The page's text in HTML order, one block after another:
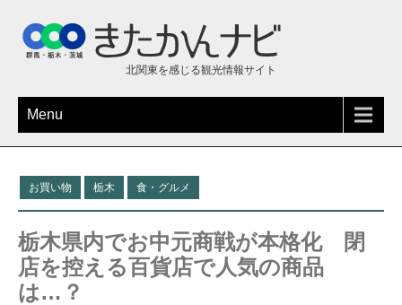
北関東を感じる観光情報サイト
Menu
お買い物 栃木 食・グルメ
栃木県内でお中元商戦が本格化 閉
店を控える百貨店で人気の商品
は…？